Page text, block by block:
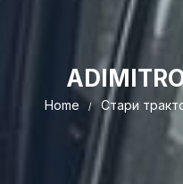
Home Стари